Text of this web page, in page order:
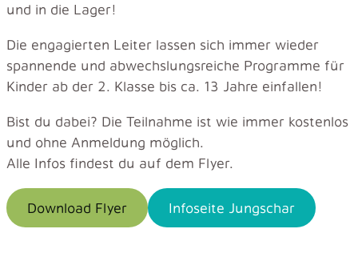
und in die Lager!
Die engagierten Leiter lassen sich immer wieder
spannende und abwechslungsreiche Programme für
Kinder ab der 2. Klasse bis ca. 13 Jahre einfallen!
Bist du dabei? Die Teilnahme ist wie immer kostenlos
und ohne Anmeldung möglich.
Alle Infos findest du auf dem Flyer.
Download Flyer Infoseite Jungschar